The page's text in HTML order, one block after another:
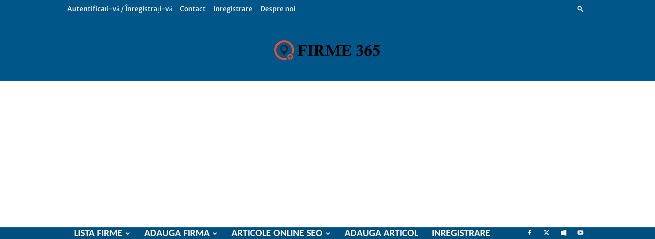
Autentificați-vă / Înregistrați-vă Contact Inregistrare Despre noi
LISTA FIRME ADAUGA FIRMA ARTICOLE ONLINE SEO ADAUGA ARTICOL INREGISTRARE